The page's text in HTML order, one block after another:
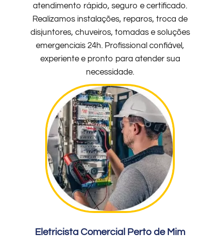
atendimento rápido, seguro e certificado.
Realizamos instalações, reparos, troca de
disjuntores, chuveiros, tomadas e soluções
emergenciais 24h. Profissional confiável,
experiente e pronto para atender sua
necessidade.
Eletricista Comercial Perto de Mim